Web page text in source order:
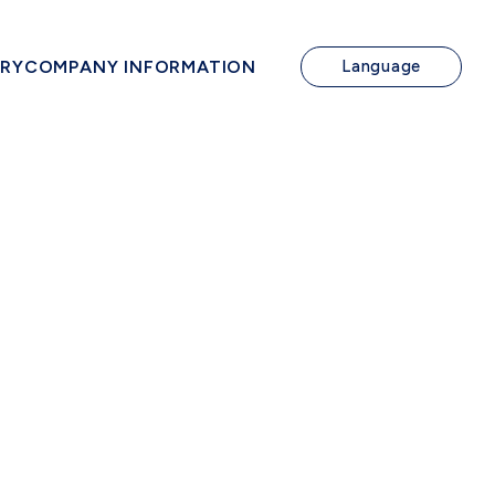
COMPANY INFORMATION Language